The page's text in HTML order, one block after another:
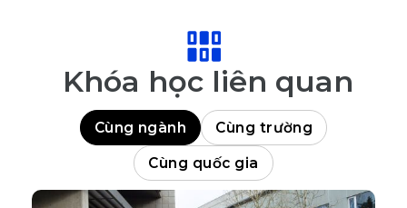
Khóa học liên quan
Cùng ngành Cùng trường
Cùng quốc gia